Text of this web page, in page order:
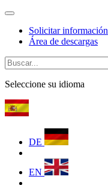
Solicitar información
Área de descargas
Seleccione su idioma
DE
EN